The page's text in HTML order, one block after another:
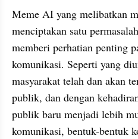
Meme AI yang melibatkan
menciptakan satu
memberi perhatian penting
komunikasi. Seperti yang
masyarakat telah dan akan
publik, dan dengan
publik baru menjadi lebih
komunikasi, bentuk-bentuk